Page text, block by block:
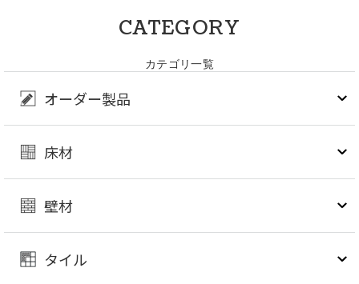
CATEGORY
カテゴリ一覧
オーダー製品
床材
壁材
タイル